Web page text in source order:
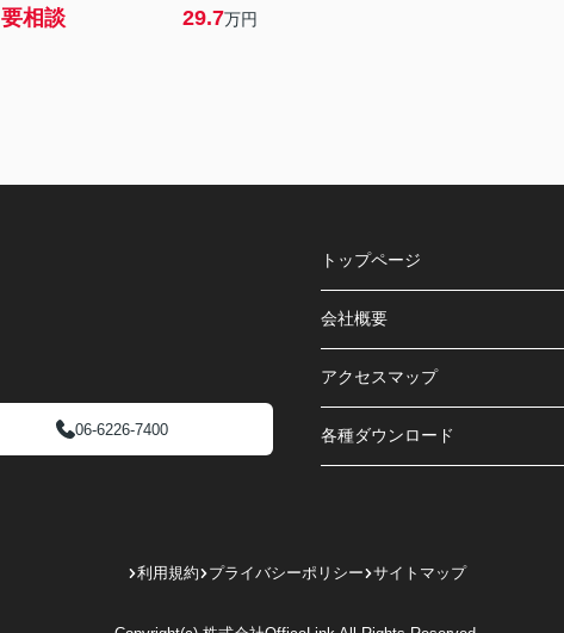
要相談 29.7万円
06-6226-7400
トップページ
会社概要
アクセスマップ
各種ダウンロード
利用規約 プライバシーポリシー サイトマップ